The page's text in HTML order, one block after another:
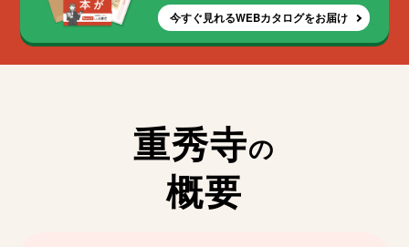
今すぐ見れるWEBカタログをお届け
重秀寺の
概要